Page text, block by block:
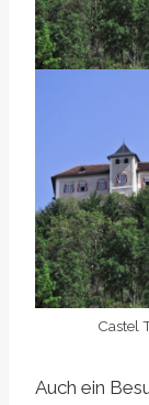
Castel
Auch ein